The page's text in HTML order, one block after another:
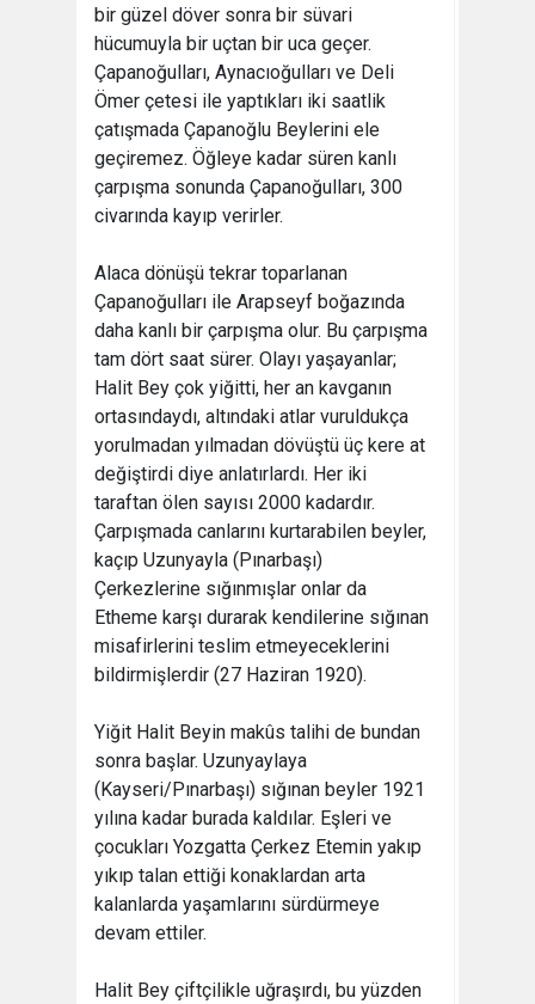
bir güzel döver sonra bir süvari
hücumuyla bir uçtan bir uca geçer.
Çapanoğulları, Aynacıoğulları ve Deli
Ömer çetesi ile yaptıkları iki saatlik
çatışmada Çapanoğlu Beylerini ele
geçiremez. Öğleye kadar süren kanlı
çarpışma sonunda Çapanoğulları, 300
civarında kayıp verirler.
Alaca dönüşü tekrar toparlanan
Çapanoğulları ile Arapseyf boğazında
daha kanlı bir çarpışma olur. Bu çarpışma
tam dört saat sürer. Olayı yaşayanlar;
Halit Bey çok yiğitti, her an kavganın
ortasındaydı, altındaki atlar vuruldukça
yorulmadan yılmadan dövüştü üç kere at
değiştirdi diye anlatırlardı. Her iki
taraftan ölen sayısı 2000 kadardır.
Çarpışmada canlarını kurtarabilen beyler,
kaçıp Uzunyayla (Pınarbaşı)
Çerkezlerine sığınmışlar onlar da
Etheme karşı durarak kendilerine sığınan
misafirlerini teslim etmeyeceklerini
bildirmişlerdir (27 Haziran 1920).
Yiğit Halit Beyin makûs talihi de bundan
sonra başlar. Uzunyaylaya
(Kayseri/Pınarbaşı) sığınan beyler 1921
yılına kadar burada kaldılar. Eşleri ve
çocukları Yozgatta Çerkez Etemin yakıp
yıkıp talan ettiği konaklardan arta
kalanlarda yaşamlarını sürdürmeye
devam ettiler.
Halit Bey çiftçilikle uğraşırdı, bu yüzden